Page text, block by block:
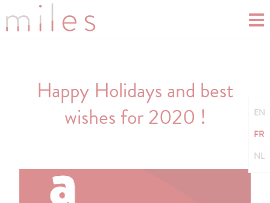
EN
FR
NL
Happy Holidays and best
wishes for 2020 !